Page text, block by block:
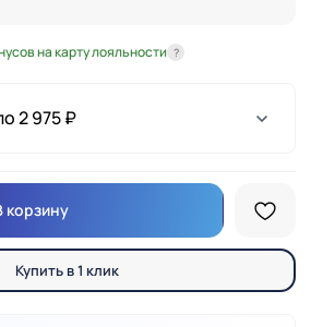
на карту лояльности ?
2 975 ₽
корзину
Купить в 1 клик